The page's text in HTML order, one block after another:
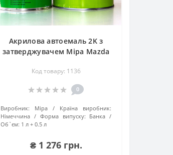
Акрилова автоемаль 2K з
затверджувачем Mipa Mazda
Код товару: 1136
0
Виробник: Mipa
Країна виробник:
Німеччина
Форма випуску: Банка
Об`єм: 1 л + 0.5 л
₴ 1 276 грн.